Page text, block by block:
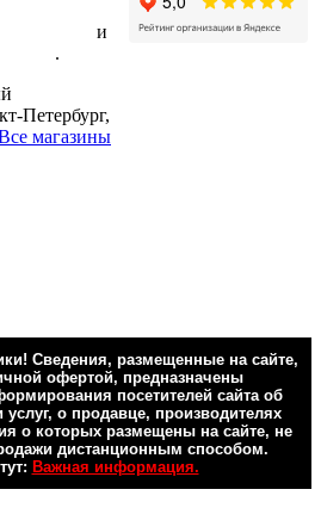
и
.
Петербург,
магазины
Сведения, размещенные на сайте,
офертой, предназначены
посетителей сайта об
услуг, о продавце, производителях
о которых размещены на сайте, не
дистанционным способом.
Важная информация.